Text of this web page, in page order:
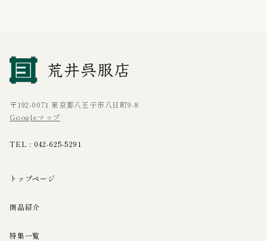
〒192-0071 東京都八王子市八日町9-8
Googleマップ
TEL : 042-625-5291
トップページ
商品紹介
特集一覧